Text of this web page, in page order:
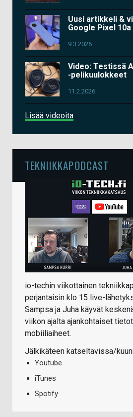
Uusi artikkeli &
Google Pixel 10a
9.3.2026
Video: Testissä
-pelikuulokkeet
11.2.2026
Lisää videoita
TEKNIIKKAPODCAST
io-techin viikottainen
perjantaisin klo 15 live-
Sampsa ja Juha käyvät
viikon ajalta ajankohtaiset
mobiiliaiheet.
Jälkikäteen katseltavissa/
Youtube
iTunes
Spotify